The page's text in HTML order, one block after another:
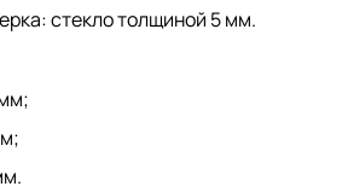
стекло толщиной 5 мм.